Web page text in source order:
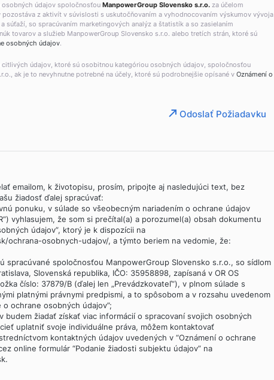
osobných údajov spoločnosťou ManpowerGroup Slovensko s.r.o. za účelom
pozostáva z aktivít v súvislosti s uskutočňovaním a vyhodnocovaním výskumov vývoja
súťaží, so spracúvaním marketingových analýz a štatistík a so zasielaním
tovarov a služieb ManpowerGroup Slovensko s.r.o. alebo tretích strán, ktoré sú
osobných údajov.
citlivých údajov, ktoré sú osobitnou kategóriou osobných údajov, spoločnosťou
ak je to nevyhnutne potrebné na účely, ktoré sú podrobnejšie opísané v Oznámení o
Odoslať Požiadavku
emailom, k životopisu, prosím, pripojte aj nasledujúci text, bez
žiadosť ďalej spracúvať:
ponuku, v súlade so všeobecným nariadením o ochrane údajov
vyhlasujem, že som si prečítal(a) a porozumel(a) obsah dokumentu
údajov”, ktorý je k dispozícii na
ochrana-osobnych-udajov/, a týmto beriem na vedomie, že:
spracúvané spoločnosťou ManpowerGroup Slovensko s.r.o., so sídlom
Slovenská republika, IČO: 35958898, zapísaná v OR OS
číslo: 37879/B (ďalej len „Prevádzkovateľ“), v plnom súlade s
platnými právnymi predpismi, a to spôsobom a v rozsahu uvedenom
ochrane osobných údajov”;
budem žiadať získať viac informácií o spracovaní svojich osobných
uplatniť svoje individuálne práva, môžem kontaktovať
kontaktných údajov uvedených v “Oznámení o ochrane
online formulár “Podanie žiadosti subjektu údajov” na